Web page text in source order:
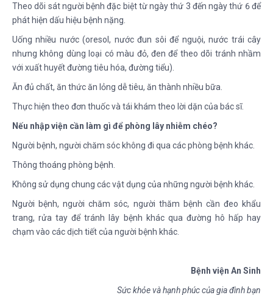
Theo dõi sát người bệnh đặc biệt từ ngày thứ 3 đến ngày thứ 6 để
phát hiện dấu hiệu bệnh nặng.
Uống nhiều nước (oresol, nước đun sôi để nguội, nước trái cây
nhưng không dùng loại có màu đỏ, đen để theo dõi tránh nhầm
với xuất huyết đường tiêu hóa, đường tiểu).
Ăn đủ chất, ăn thức ăn lỏng dễ tiêu, ăn thành nhiều bữa.
Thực hiện theo đơn thuốc và tái khám theo lời dặn của bác sĩ.
Nếu nhập viện cần làm gì để phòng lây nhiễm chéo?
Người bệnh, người chăm sóc không đi qua các phòng bệnh khác.
Thông thoáng phòng bệnh.
Không sử dụng chung các vật dụng của những người bệnh khác.
Người bệnh, người chăm sóc, người thăm bệnh cần đeo khẩu
trang, rửa tay để tránh lây bệnh khác qua đường hô hấp hay
chạm vào các dịch tiết của người bệnh khác.
Bệnh viện An Sinh
Sức khỏe và hạnh phúc của gia đình bạn